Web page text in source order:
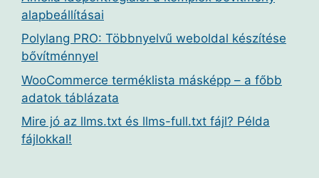
alapbeállításai
Polylang PRO: Többnyelvű weboldal készítése
bővítménnyel
WooCommerce terméklista másképp – a főbb
adatok táblázata
Mire jó az llms.txt és llms-full.txt fájl? Példa
fájlokkal!